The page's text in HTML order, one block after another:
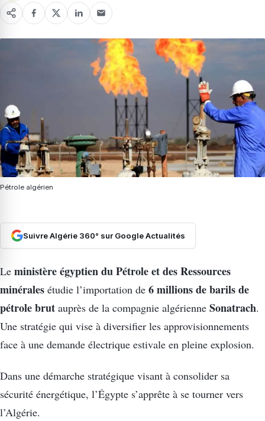
Pétrole algérien
Suivre Algérie 360° sur Google Actualités
Le ministère égyptien du Pétrole et des Ressources
minérales étudie l’importation de 6 millions de barils de
pétrole brut auprès de la compagnie algérienne Sonatrach.
Une stratégie qui vise à diversifier les approvisionnements
face à une demande électrique estivale en pleine explosion.
Dans une démarche stratégique visant à consolider sa
sécurité énergétique, l’Égypte s’apprête à se tourner vers
l’Algérie.